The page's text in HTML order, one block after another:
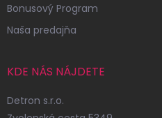
Bonusový Program
Naša predajňa
KDE NÁS NÁJDETE
Detron s.r.o.